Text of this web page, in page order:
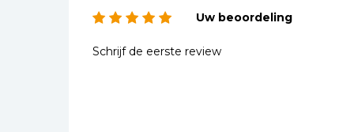
Taalstudie
Uw beoordeling
Schrijf de eerste review